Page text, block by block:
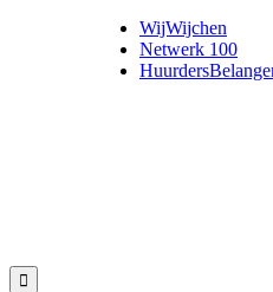
WijWijchen
Netwerk 100
